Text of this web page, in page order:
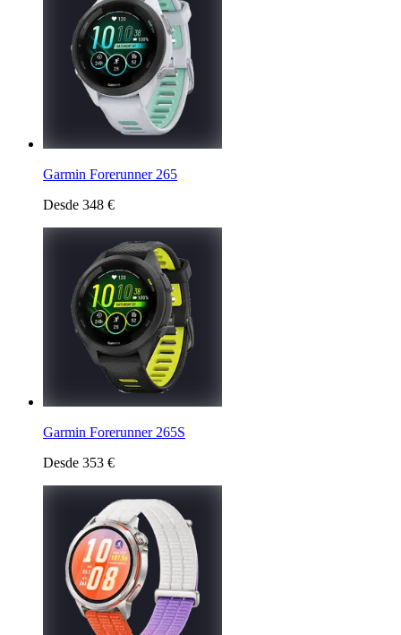
Garmin Forerunner 265
Desde 348 €
Garmin Forerunner 265S
Desde 353 €